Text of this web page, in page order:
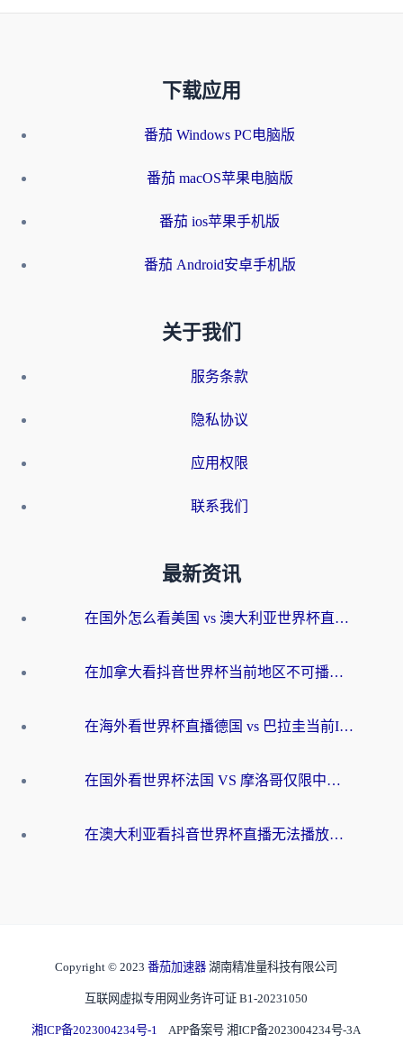
下载应用
番茄 Windows PC电脑版
番茄 macOS苹果电脑版
番茄 ios苹果手机版
番茄 Android安卓手机版
关于我们
服务条款
隐私协议
应用权限
联系我们
最新资讯
在国外怎么看美国 vs 澳大利亚世界杯直播？海外党必藏的中文解说观赛指南
在加拿大看抖音世界杯当前地区不可播放？海外党体育观赛终极指南
在海外看世界杯直播德国 vs 巴拉圭当前IP受限制？这篇指南帮你轻松解决地区限制
在国外看世界杯法国 VS 摩洛哥仅限中国大陆？别让地域限制拦下你的欢呼
在澳大利亚看抖音世界杯直播无法播放？海外党体育观赛终极指南来了！
Copyright © 2023 番茄加速器 湖南精准量科技有限公司
互联网虚拟专用网业务许可证 B1-20231050
湘ICP备2023004234号-1 APP备案号 湘ICP备2023004234号-3A